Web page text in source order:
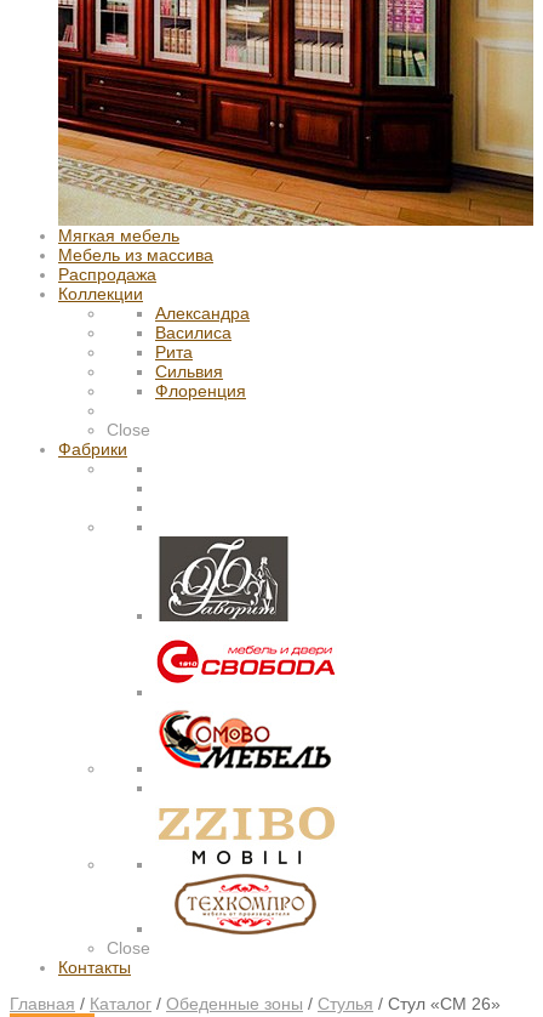
Мягкая мебель
Мебель из массива
Распродажа
Коллекции
Александра
Василиса
Рита
Сильвия
Флоренция
Close
Фабрики
Close
Контакты
Главная / Каталог / Обеденные зоны / Стулья / Стул «СМ 26»